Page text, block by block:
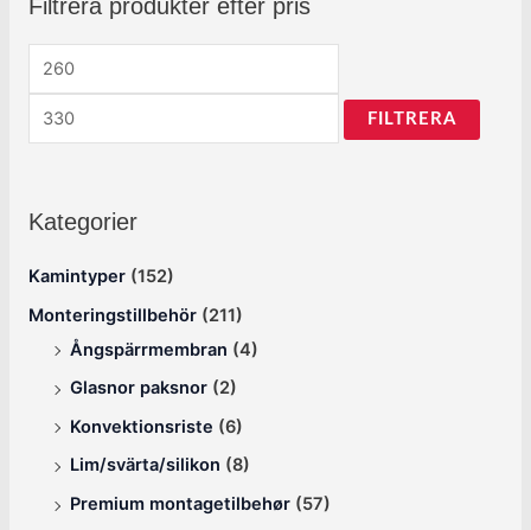
Filtrera produkter efter pris
FILTRERA
Kategorier
Kamintyper (152)
Monteringstillbehör (211)
Ångspärrmembran (4)
Glasnor paksnor (2)
Konvektionsriste (6)
Lim/svärta/silikon (8)
Premium montagetilbehør (57)